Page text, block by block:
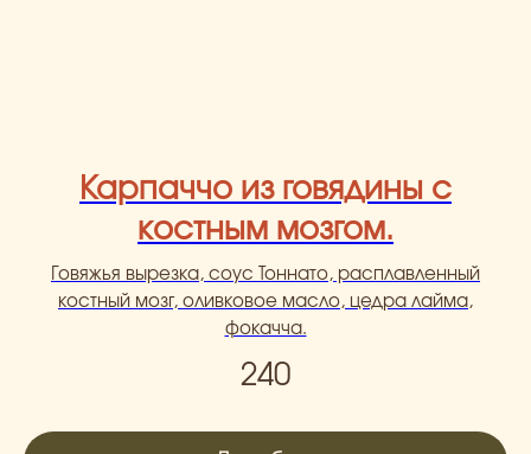
Карпаччо из говядины с
костным мозгом.
Говяжья вырезка, соус Тоннато, расплавленный
костный мозг, оливковое масло, цедра лайма,
фокачча.
240